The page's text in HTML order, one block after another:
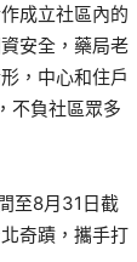
成立社區內的
安全，藥局老
，中心和住戶
不負社區眾多
至8月31日截
奇蹟，攜手打